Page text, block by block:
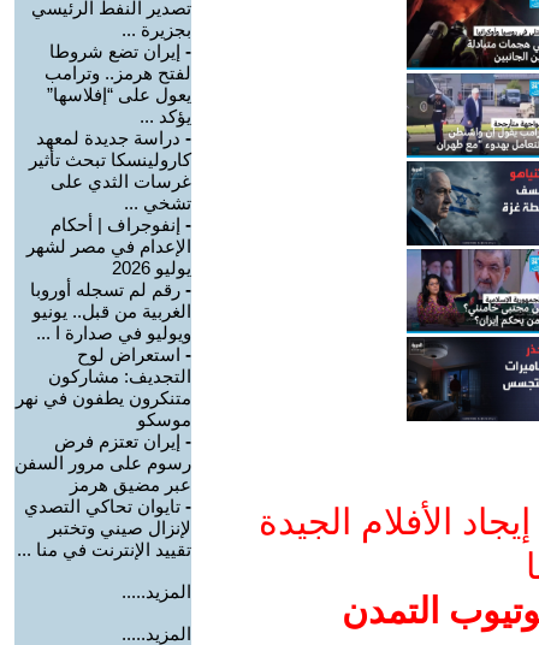
الأفلام الجيدة
التمدن
تصدير النفط الرئيسي
بجزيرة ...
- إيران تضع شروطا
لفتح هرمز.. وترامب
يعول على “إفلاسها”
يؤكد ...
- دراسة جديدة لمعهد
كارولينسكا تبحث تأثير
غرسات الثدي على
تشخي ...
- إنفوجراف | أحكام
الإعدام في مصر لشهر
يوليو 2026
- رقم لم تسجله أوروبا
الغربية من قبل.. يونيو
ويوليو في صدارة ا ...
- استعراض لوح
التجديف: مشاركون
متنكرون يطفون في نهر
موسكو
- إيران تعتزم فرض
رسوم على مرور السفن
عبر مضيق هرمز
- تايوان تحاكي التصدي
لإنزال صيني وتختبر
تقييد الإنترنت في منا ...
المزيد.....
المزيد.....